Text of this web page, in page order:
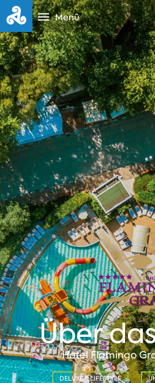
Menü
Über
Hotel Flamingo
DELUXE & LIFESTYLE